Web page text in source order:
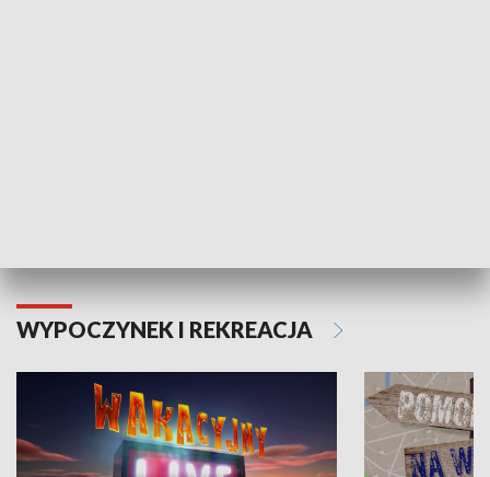
WYPOCZYNEK I REKREACJA